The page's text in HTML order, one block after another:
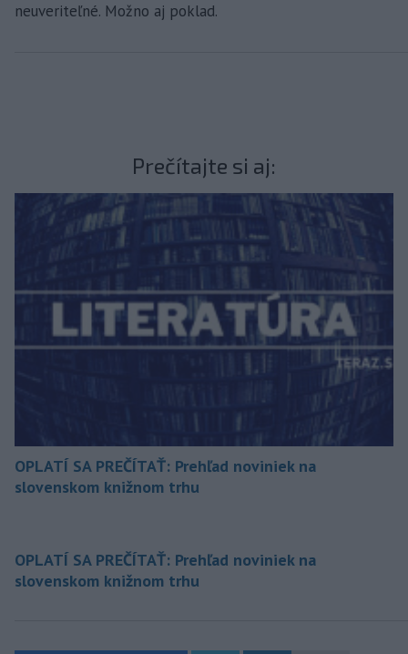
neuveriteľné. Možno aj poklad.
Prečítajte si aj:
OPLATÍ SA PREČÍTAŤ: Prehľad noviniek na
slovenskom knižnom trhu
OPLATÍ SA PREČÍTAŤ: Prehľad noviniek na
slovenskom knižnom trhu